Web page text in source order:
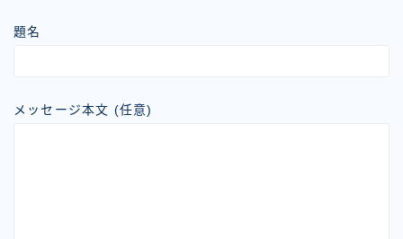
題名
メッセージ本文 (任意)